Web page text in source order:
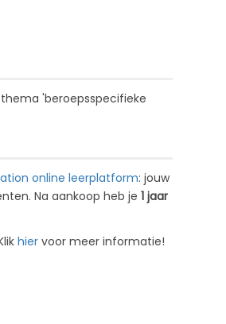
'beroepsspecifieke
online leerplatform: jouw
Na aankoop heb je 1 jaar
hiervoor meer informatie!